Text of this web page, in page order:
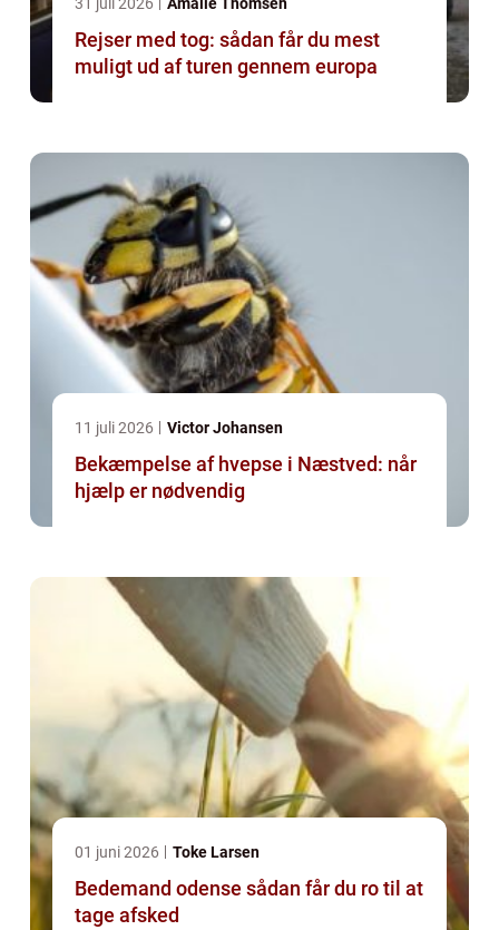
Rejser med tog: sådan får du mest
muligt ud af turen gennem europa
11 juli 2026 Victor Johansen
Bekæmpelse af hvepse i Næstved: når
hjælp er nødvendig
01 juni 2026 Toke Larsen
Bedemand odense sådan får du ro til at
tage afsked